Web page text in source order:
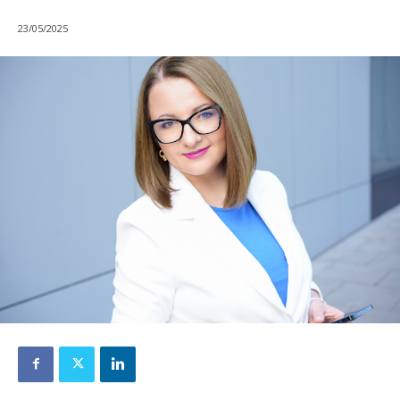
23/05/2025